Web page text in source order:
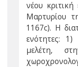
νέου
Μαρτυρίου
1167c). Η
ενότητες: 1)
μελέτη,